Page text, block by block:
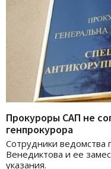
Прокуроры САП не
генпрокурора
Сотрудники ведомства
Венедиктова и ее
указания.